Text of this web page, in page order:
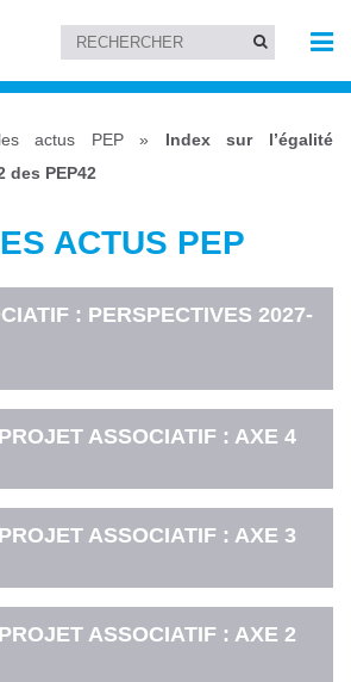
actus PEP» Index sur l’égalité
des PEP42
ACTUS PEP
: PERSPECTIVES 2027-
ASSOCIATIF : AXE 4
ASSOCIATIF : AXE 3
ASSOCIATIF : AXE 2